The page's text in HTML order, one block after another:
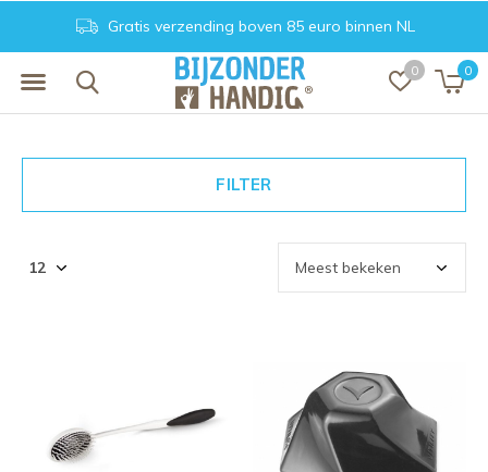
0 0
Gratis verzending boven 85 euro binnen NL
FILTER